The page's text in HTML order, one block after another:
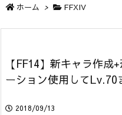
ホーム > FFXIV
【FF14】新キャラ作
ーション使用してLv.70
2018/09/13